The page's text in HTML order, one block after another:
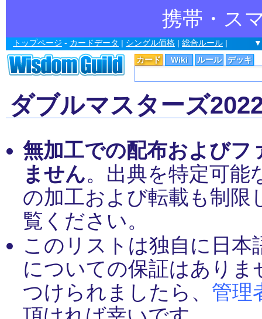
携帯・ス
カード Wiki ルール デッキ
トップページ - カードデータ | シングル価格 | 総合ルール |
ダブルマスターズ
無加工での配布およびフ
ません。出典を特定可能
の加工および転載も制限
覧ください。
このリストは独自に日
についての保証はあり
つけられましたら、 管理